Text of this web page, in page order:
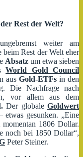
Rest der Welt?
weiter am
Rest der Welt eher
Absatzum etwa sieben
World Gold Council
aus Gold-ETFsin den
Die Nachfrage nach
vor allem aus dem
Der globaleGoldwert
etwas gesunken. „Eine
1806 Dollar.
noch bei 1850 Dollar“,
Peter Steiner.